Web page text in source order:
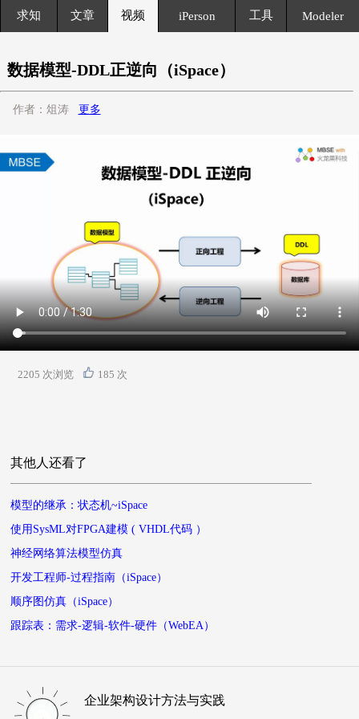
求知 文章 视频 iPerson 工具 Modeler
数据模型-DDL正逆向（iSpace）
作者：俎涛 更多
2205 次浏览 185 次
其他人还看了
模型的继承：状态机~iSpace
使用SysML对FPGA建模 ( VHDL代码 ）
神经网络算法模型仿真
开发工程师-过程指南（iSpace）
顺序图仿真（iSpace）
跟踪表：需求-逻辑-软件-硬件（WebEA）